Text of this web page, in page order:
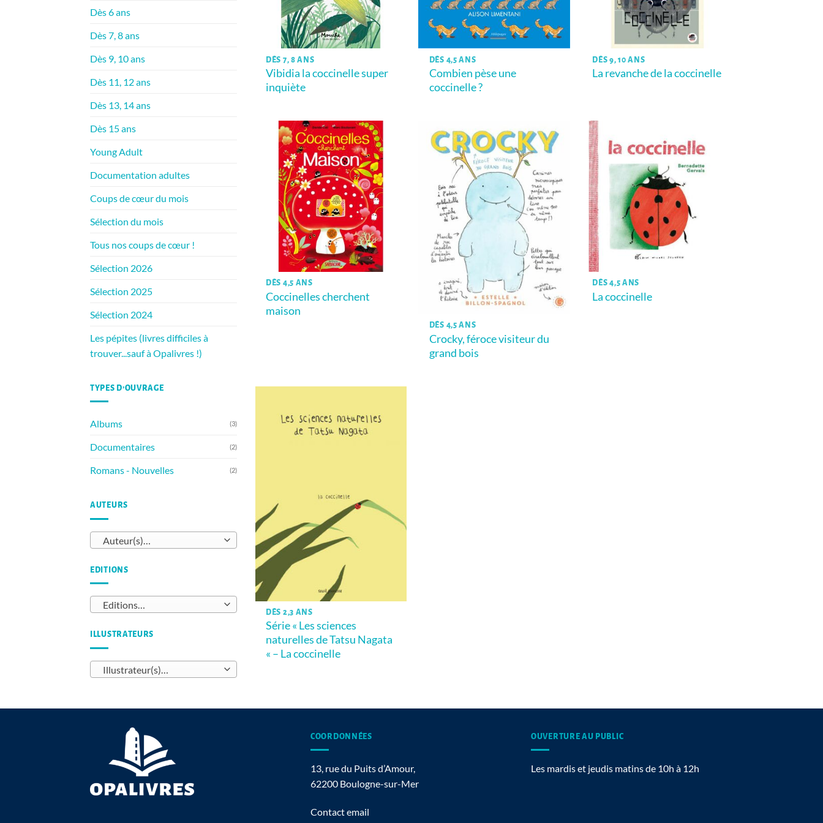
Dès 6 ans
Dès 7, 8 ans
Dès 9, 10 ans
Dès 11, 12 ans
Dès 13, 14 ans
Dès 15 ans
Young Adult
Documentation adultes
Coups de cœur du mois
Sélection du mois
Tous nos coups de cœur !
Sélection 2026
Sélection 2025
Sélection 2024
Les pépites (livres difficiles à
trouver...sauf à Opalivres !)
TYPES D’OUVRAGE
Albums (3)
Documentaires (2)
Romans - Nouvelles (2)
AUTEURS
Auteur(s)…
EDITIONS
Editions…
ILLUSTRATEURS
Illustrateur(s)…
DÈS 7, 8 ANS
Vibidia la coccinelle super
inquiète
DÈS 4,5 ANS
Combien pèse une
coccinelle ?
DÈS 9, 10 ANS
La revanche de la coccinelle
DÈS 4,5 ANS
Coccinelles cherchent
maison
DÈS 4,5 ANS
Crocky, féroce visiteur du
grand bois
DÈS 4,5 ANS
La coccinelle
DÈS 2,3 ANS
Série « Les sciences
naturelles de Tatsu Nagata
« – La coccinelle
COORDONNÉES
13, rue du Puits d’Amour,
62200 Boulogne-sur-Mer
Contact email
OUVERTURE AU PUBLIC
Les mardis et jeudis matins de 10h à 12h